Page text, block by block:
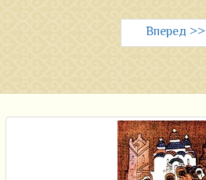
Вперед >>